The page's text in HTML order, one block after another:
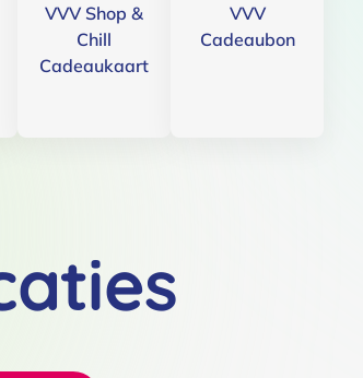
VVV Shop &
Chill
Cadeaukaart
VVV
Cadeaubon